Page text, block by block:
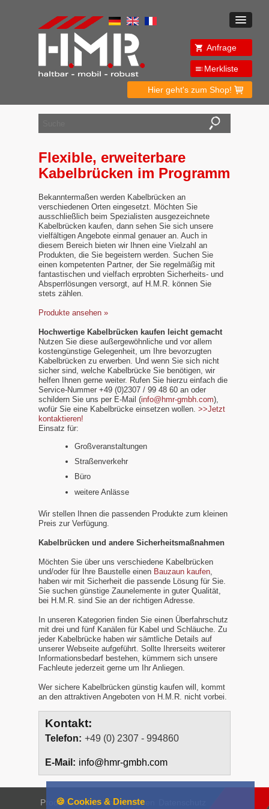
Anfrage
Merkliste
Hier geht's zum Shop!
Flexible, erweiterbare
Kabelbrücken im Programm
Bekanntermaßen werden Kabelbrücken an
verschiedenen Orten eingesetzt. Möchten Sie
ausschließlich beim Spezialisten ausgezeichnete
Kabelbrücken kaufen, dann sehen Sie sich unsere
vielfältigen Angebote einmal genauer an. Auch in
diesem Bereich bieten wir Ihnen eine Vielzahl an
Produkten, die Sie begeistern werden. Suchen Sie
einen kompetenten Partner, der Sie regelmäßig mit
fantastischen und vielfach erprobten Sicherheits- und
Absperrlösungen versorgt, auf H.M.R. können Sie
stets zählen.
Produkte ansehen »
Hochwertige Kabelbrücken kaufen leicht gemacht
Nutzen Sie diese außergewöhnliche und vor allem
kostengünstige Gelegenheit, um Ihre bevorzugten
Kabelbrücken zu erwerben. Und wenn Sie sich nicht
sicher sind, welche Kabelbrücke Sie benötigen, wir
helfen Ihnen gerne weiter. Rufen Sie hierzu einfach die
Service-Nummer +49 (0)2307 / 99 48 60 an oder
schildern Sie uns per E-Mail (info@hmr-gmbh.com),
wofür Sie eine Kabelbrücke einsetzen wollen. >>Jetzt
kontaktieren!
Einsatz für:
Großveranstaltungen
Straßenverkehr
Büro
weitere Anlässe
Wir stellen Ihnen die passenden Produkte zum kleinen
Preis zur Verfügung.
Kabelbrücken und andere Sicherheitsmaßnahmen
Möchten Sie über uns verschiedene Kabelbrücken
und/oder für Ihre Baustelle einen Bauzaun kaufen
haben wir mit Sicherheit die passende Lösung für Sie.
Sie suchen günstige Zaunelemente in guter Qualität,
bei H.M.R. sind Sie an der richtigen Adresse.
In unseren Kategorien finden Sie einen Überfahrschutz
mit drei und fünf Kanälen für Kabel und Schläuche. Zu
jeder Kabelbrücke haben wir sämtliche Details auf
unserer Webseite aufgeführt. Sollte Ihrerseits weiterer
Informationsbedarf bestehen, kümmern sich unsere
Fachleute jederzeit gerne um Ihr Anliegen.
Wer sichere Kabelbrücken günstig kaufen will, kommt
an den attraktiven Angeboten von H.M.R. nicht vorbei.
Kontakt:
Telefon: +49 (0) 2307 - 994860
E-Mail: info@hmr-gmbh.com
Produkte News Unternehmen
🍪 Cookies & Dienste